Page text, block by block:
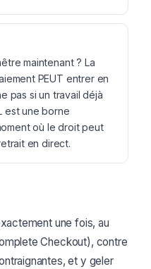
maintenant ? La
PEUT entrer en
pas si un travail déjà
est une borne
où le droit peut
en direct.
une fois, au
Checkout), contre
et y geler